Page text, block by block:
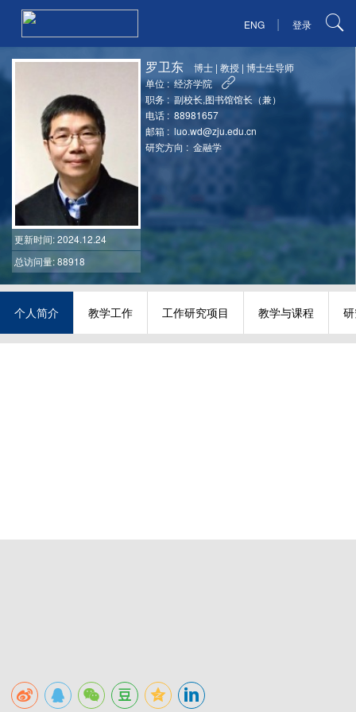
ENG | 登录
更新时间: 2024.12.24
总访问量: 88918
罗卫东 博士 |教授 |博士生导师
单位 : 经济学院
职务 : 副校长,图书馆馆长（兼）
电话 : 88981657
邮箱 : luo.wd@zju.edu.cn
研究方向 : 金融学
个人简介 教学工作 工作研究项目 教学与课程